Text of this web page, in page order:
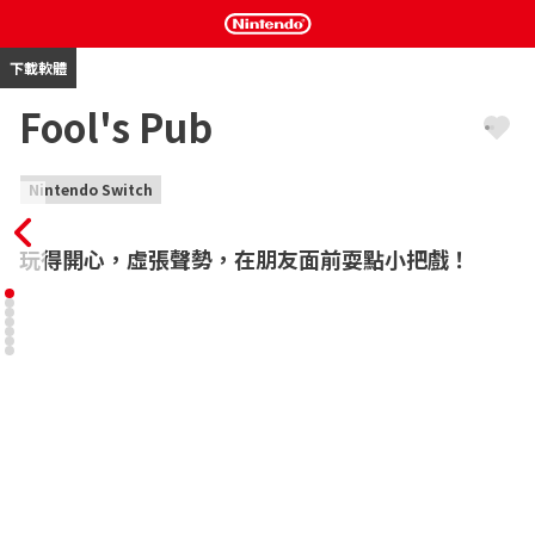
下載軟體
Fool's Pub
Nintendo Switch
玩得開心，虛張聲勢，在朋友面前耍點小把戲！